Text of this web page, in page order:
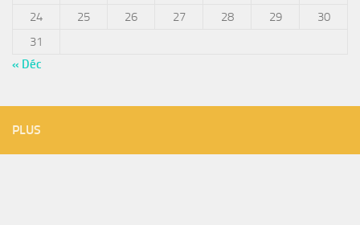
24
25 26 27 28 29
30
31
« Déc
PLUS